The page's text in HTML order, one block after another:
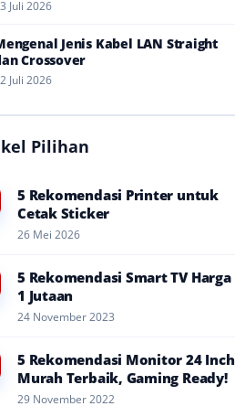
Juli 2026
Jenis Kabel LAN Straight
Crossover
Juli 2026
Pilihan
5 Rekomendasi Printer untuk
Cetak Sticker
26 Mei 2026
5 Rekomendasi Smart TV Harga
1 Jutaan
24 November 2023
5 Rekomendasi Monitor 24 Inch
Murah Terbaik, Gaming Ready!
29 November 2022